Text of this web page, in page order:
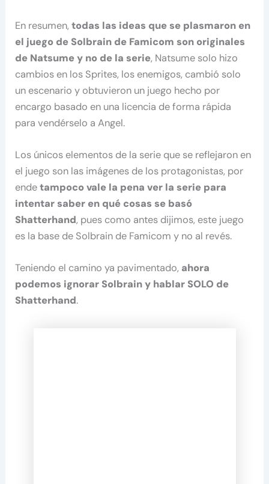
En resumen,todas las ideas que se plasmaron en
el juego de Solbrain de Famicom son originales
de Natsume y no de la serie, Natsume solo hizo
cambios en los Sprites, los enemigos, cambió solo
un escenario y obtuvieron un juego hecho por
encargo basado en una licencia de forma rápida
para vendérselo a Angel.
Los únicos elementos de la serie que se reflejaron en
el juego son las imágenes de los protagonistas, por
endetampoco vale la pena ver la serie para
intentar saber en qué cosas se basó
Shatterhand, pues como antes dijimos, este juego
es la base de Solbrain de Famicom y no al revés.
Teniendo el camino ya pavimentado, ahora
podemos ignorar Solbrain y hablar SOLO de
Shatterhand.